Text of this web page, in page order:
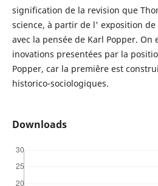
signification de la revision que
science, à partir de l' exposition
avec la pensée de Karl Popper. On
inovations presentées par la
Popper, car la premiêre est
historico-sociologiques.
Downloads